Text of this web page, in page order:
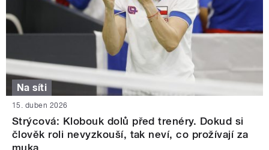
Na síti
15. duben 2026
Strýcová: Klobouk dolů před trenéry. Dokud si
člověk roli nevyzkouší, tak neví, co prožívají za